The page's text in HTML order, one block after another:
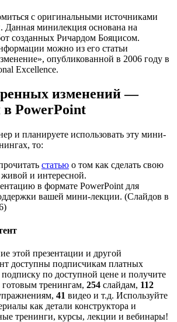
с оригинальными источниками
минилекция основана на
созданных Ричардом Бояцисом.
можно из его статьи
опубликованной в 2006 году в
Excellence.
изменений —
в PowerPoint
и планируете использовать эту мини-
то:
статью о том как сделать свою
и интересной.
в формате PowerPoint для
вашей мини-лекции. (Слайдов в
этой презентации и другой
доступны подписчикам платных
по доступной цене и получите
готовым тренингам, 254 слайдам, 112
41 видео и т.д. Используйте
как детали конструктора и
тренинги, курсы, лекции и вебинары!